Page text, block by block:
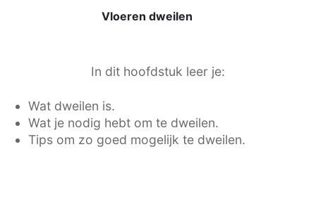
Vloeren dweilen
In dit hoofdstuk leer je:
Wat dweilen is.
Wat je nodig hebt om te dweilen.
Tips om zo goed mogelijk te dweilen.